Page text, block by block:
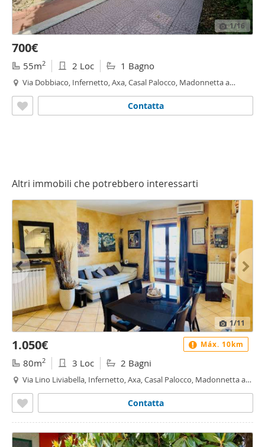
1/16
700€
55m2 2 Loc 1 Bagno
Via Dobbiaco, Infernetto, Axa, Casal Palocco, Madonnetta a
Contatta
Altri immobili che potrebbero interessarti
1/11
1.050€
80m2 3 Loc 2 Bagni
Via Lino Liviabella, Infernetto, Axa, Casal Palocco, Madonnetta a
Contatta
Máx. 10km